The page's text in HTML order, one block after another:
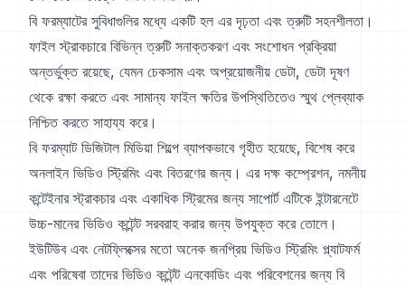
বি ফরম্যাটের সুবিধাগুলির মধ্যে একটি হল এর দৃঢ়তা এবং ত্রুটি সহনশীলতা।
ফাইল স্ট্রাকচারে বিভিন্ন ত্রুটি সনাক্তকরণ এবং সংশোধন প্রক্রিয়া
অন্তর্ভুক্ত রয়েছে, যেমন চেকসাম এবং অপ্রয়োজনীয় ডেটা, ডেটা দূষণ
থেকে রক্ষা করতে এবং সামান্য ফাইল ক্ষতির উপস্থিতিতেও স্মুথ প্লেব্যাক
নিশ্চিত করতে সাহায্য করে।
বি ফরম্যাট ডিজিটাল মিডিয়া শিল্পে ব্যাপকভাবে গৃহীত হয়েছে, বিশেষ করে
অনলাইন ভিডিও স্ট্রিমিং এবং বিতরণের জন্য। এর দক্ষ কম্প্রেশন, নমনীয়
কন্টেইনার স্ট্রাকচার এবং একাধিক স্ট্রিমের জন্য সাপোর্ট এটিকে ইন্টারনেটে
উচ্চ-মানের ভিডিও কন্টেন্ট সরবরাহ করার জন্য উপযুক্ত করে তোলে।
ইউটিউব এবং নেটফ্লিক্সের মতো অনেক জনপ্রিয় ভিডিও স্ট্রিমিং প্ল্যাটফর্ম
এবং পরিষেবা তাদের ভিডিও কন্টেন্ট এনকোডিং এবং পরিবেশনের জন্য বি